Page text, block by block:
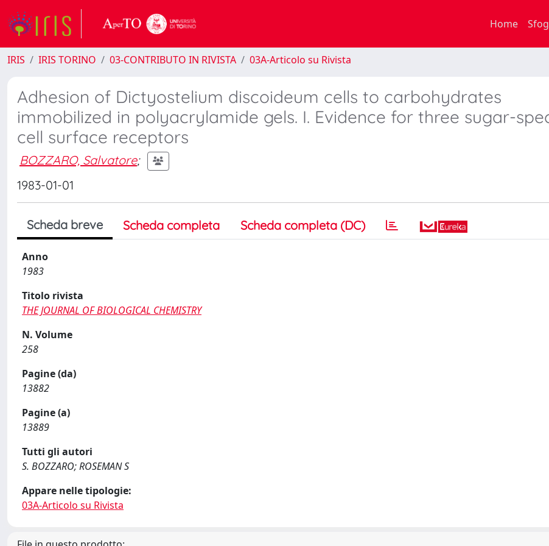
Home
IRIS IRIS TORINO 03-CONTRIBUTO IN RIVISTA 03A-Articolo su Rivista
Adhesion of Dictyostelium discoideum cells to carbohydrates
immobilized in polyacrylamide gels. I. Evidence for three sugar-
cell surface receptors
BOZZARO, Salvatore;
1983-01-01
Scheda breve Scheda completa Scheda completa (DC)
Anno
1983
Titolo rivista
THE JOURNAL OF BIOLOGICAL CHEMISTRY
N. Volume
258
Pagine (da)
13882
Pagine (a)
13889
Tutti gli autori
S. BOZZARO; ROSEMAN S
Appare nelle tipologie:
03A-Articolo su Rivista